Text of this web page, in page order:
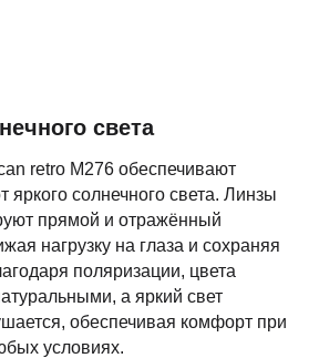
света
retro M276 обеспечивают
яркого солнечного света. Линзы
прямой и отражённый
нагрузку на глаза и сохраняя
поляризации, цвета
а яркий свет
обеспечивая комфорт при
условиях.